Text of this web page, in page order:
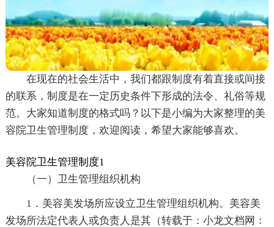
在现在的社会生活中，我们都跟制度有着直接或间接
的联系，制度是在一定历史条件下形成的法令、礼俗等规
范。大家知道制度的格式吗？以下是小编为大家整理的美
容院卫生管理制度，欢迎阅读，希望大家能够喜欢。
美容院卫生管理制度1
（一）卫生管理组织机构
1．美容美发场所应设立卫生管理组织机构。美容美
发场所法定代表人或负责人是其（转载于：小龙文档网：